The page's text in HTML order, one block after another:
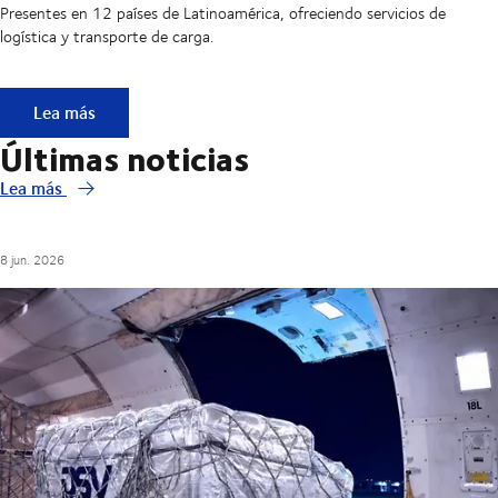
Presentes en 12 países de Latinoamérica, ofreciendo servicios de
logística y transporte de carga.
DSV en LATAM
Lea más
Últimas noticias
Lea más
8 jun. 2026